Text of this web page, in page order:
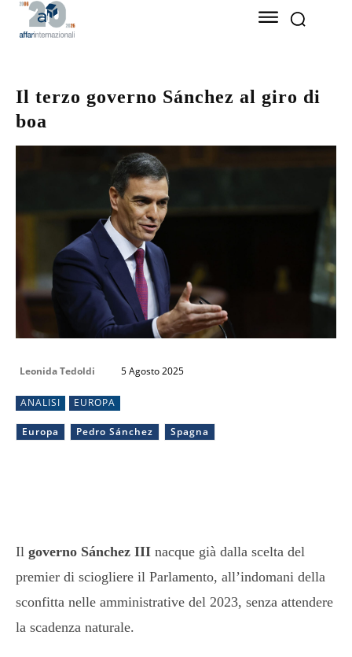
Il terzo governo Sánchez al giro di
boa
Leonida Tedoldi 5 Agosto 2025
ANALISI EUROPA
Europa Pedro Sánchez Spagna
Il governo Sánchez III nacque già dalla scelta del
premier di sciogliere il Parlamento, all’indomani della
sconfitta nelle amministrative del 2023, senza attendere
la scadenza naturale.